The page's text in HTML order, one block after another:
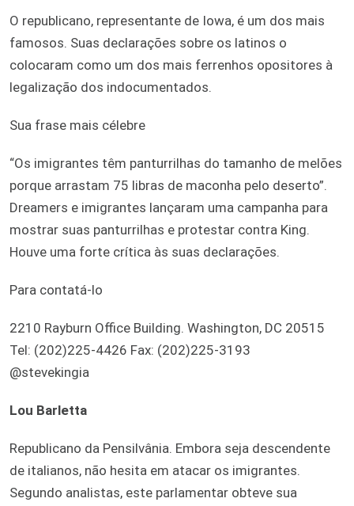
O republicano, representante de Iowa, é um dos mais
famosos. Suas declarações sobre os latinos o
colocaram como um dos mais ferrenhos opositores à
legalização dos indocumentados.
Sua frase mais célebre
“Os imigrantes têm panturrilhas do tamanho de melões
porque arrastam 75 libras de maconha pelo deserto”.
Dreamers e imigrantes lançaram uma campanha para
mostrar suas panturrilhas e protestar contra King.
Houve uma forte crítica às suas declarações.
Para contatá-lo
2210 Rayburn Office Building. Washington, DC 20515
Tel: (202)225-4426 Fax: (202)225-3193
@stevekingia
Lou Barletta
Republicano da Pensilvânia. Embora seja descendente
de italianos, não hesita em atacar os imigrantes.
Segundo analistas, este parlamentar obteve sua